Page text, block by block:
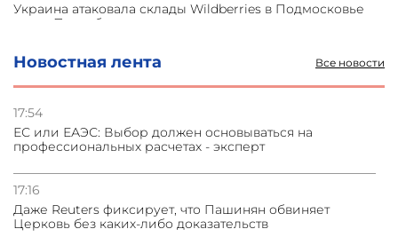
Новостная лента Все новости
17:54
ЕС или ЕАЭС: Выбор должен основываться на
профессиональных расчетах - эксперт
17:16
Даже Reuters фиксирует, что Пашинян обвиняет
Церковь без каких-либо доказательств
Украина атаковала склады Wildberries в Подмосковье
и под Петербургом
03.08.2026
Стратегия безопасности ОДКБ допускает применение
03.08.2026
31.07.2026